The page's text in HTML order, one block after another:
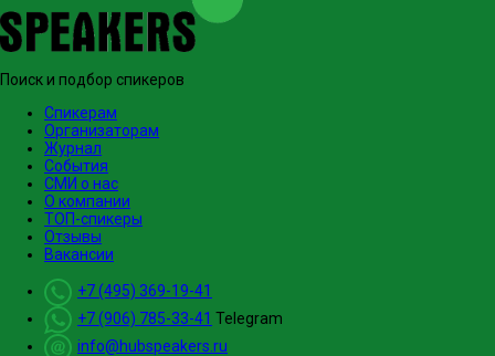
Поиск и подбор спикеров
Спикерам
Организаторам
Журнал
События
СМИ о нас
О компании
ТОП-спикеры
Отзывы
Вакансии
+7 (495) 369-19-41
+7 (906) 785-33-41 Telegram
info@hubspeakers.ru